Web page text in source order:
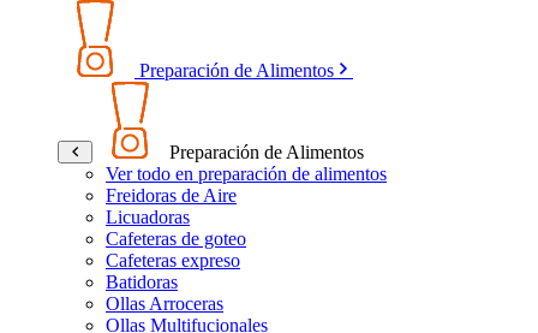
Preparación de Alimentos
Preparación de Alimentos
Ver todo en preparación de alimentos
Freidoras de Aire
Licuadoras
Cafeteras de goteo
Cafeteras expreso
Batidoras
Ollas Arroceras
Ollas Multifucionales